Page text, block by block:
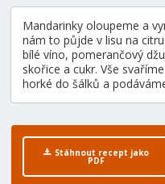
Mandarinky oloupeme a
nám to půjde v lisu na
bílé víno, pomerančový
skořice a cukr. Vše
horké do šálků a
Stáhnout recept jako
PDF